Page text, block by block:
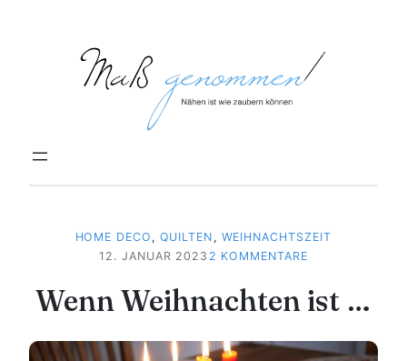
springen
HOME DECO , QUILTEN , WEIHNACHTSZEIT
12. JANUAR 2023 2 KOMMENTARE
WEIHNACHTEN
IST
Wenn Weihnachten ist …